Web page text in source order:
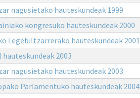
nagusietako hauteskundeak 1999
kongresuko hauteskundeak 2000
Legebiltzarrerako hauteskundeak 2001
hauteskundeak 2003
nagusietako hauteskundeak 2003
Parlamentuko hauteskundeak 2004